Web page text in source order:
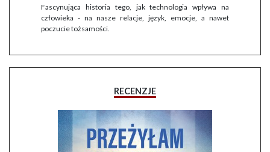
Fascynująca historia tego, jak technologia wpływa na
człowieka - na nasze relacje, język, emocje, a nawet
poczucie tożsamości.
RECENZJE